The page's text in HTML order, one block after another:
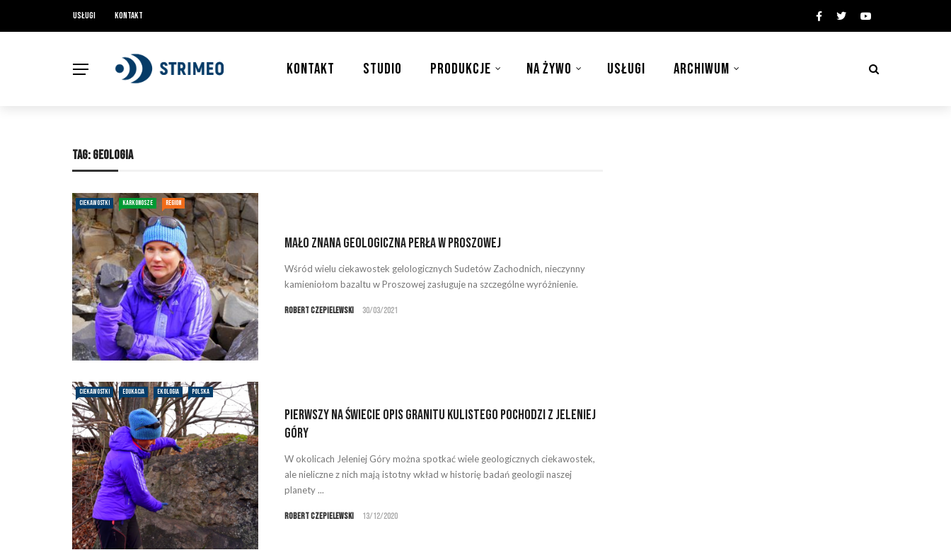
Usługi Kontakt
KONTAKT STUDIO PRODUKCJE NA ŻYWO USŁUGI ARCHIWUM
TAG:GEOLOGIA
CIEKAWOSTKI KARKONOSZE REGION
Mało znana geologiczna perła w Proszowej
Wśród wielu ciekawostek gelologicznych Sudetów Zachodnich, nieczynny
kamieniołom bazaltu w Proszowej zasługuje na szczególne wyróżnienie.
Robert Czepielewski 30/03/2021
CIEKAWOSTKI EDUKACJA EKOLOGIA POLSKA
Pierwszy na świecie opis granitu kulistego pochodzi z Jeleniej
Góry
W okolicach Jeleniej Góry można spotkać wiele geologicznych ciekawostek,
ale nieliczne z nich mają istotny wkład w historię badań geologii naszej
planety ...
Robert Czepielewski 13/12/2020